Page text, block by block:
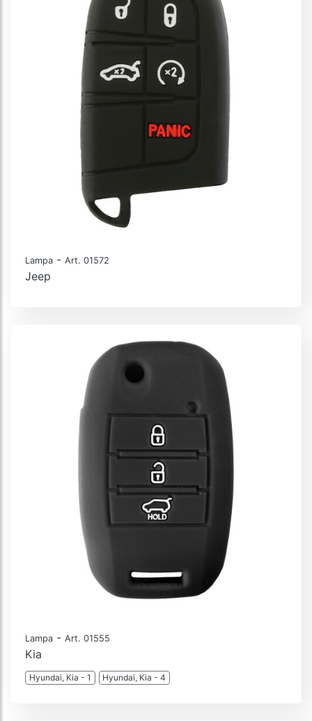
Lampa - Art. 01572
Jeep
Lampa - Art. 01555
Kia
Hyundai, Kia - 1 Hyundai, Kia - 4